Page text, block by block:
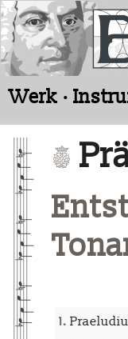
Werk ·
1.